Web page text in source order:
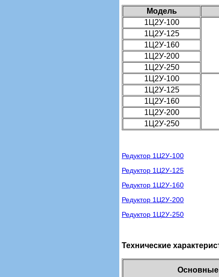
Модель
1Ц2У-100
1Ц2У-125
1Ц2У-160
1Ц2У-200
1Ц2У-250
1Ц2У-100
1Ц2У-125
1Ц2У-160
1Ц2У-200
1Ц2У-250
Редуктор 1Ц2У-100
Редуктор 1Ц2У-125
Редуктор 1Ц2У-160
Редуктор 1Ц2У-200
Редуктор 1Ц2У-250
Технические
Основные